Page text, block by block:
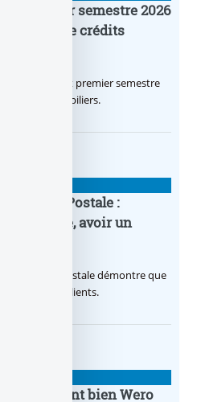
un premier semestre 2026
de crédits
un excellent premier semestre
crédits immobiliers.
Banque Postale :
avoir un
La Banque Postale démontre que
pour ses clients.
finalement bien Wero